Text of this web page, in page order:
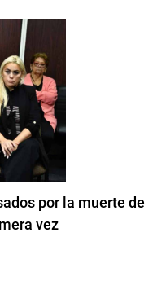
por la muerte de
vez